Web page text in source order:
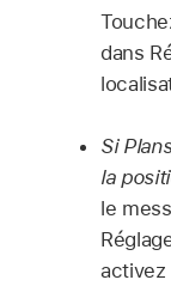
dans
Si
la
le